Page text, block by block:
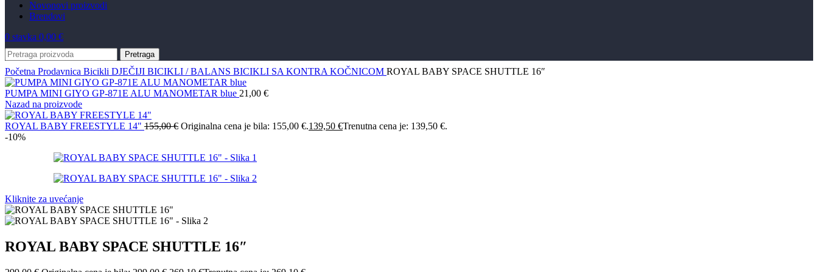
Novonovi proizvodi
Brendovi
0 stavka 0,00 €
Pretraga
Početna Prodavnica Bicikli DJEČIJI BICIKLI / BALANS BICIKLI SA KONTRA KOČNICOM ROYAL BABY SPACE SHUTTLE 16″
PUMPA MINI GIYO GP-871E ALU MANOMETAR blue 21,00 €
Nazad na proizvode
ROYAL BABY FREESTYLE 14" 155,00€ Originalna cena je bila: 155,00 €.139,50 €Trenutna cena je: 139,50 €.
-10%
Kliknite za uvećanje
ROYAL BABY SPACE SHUTTLE 16″